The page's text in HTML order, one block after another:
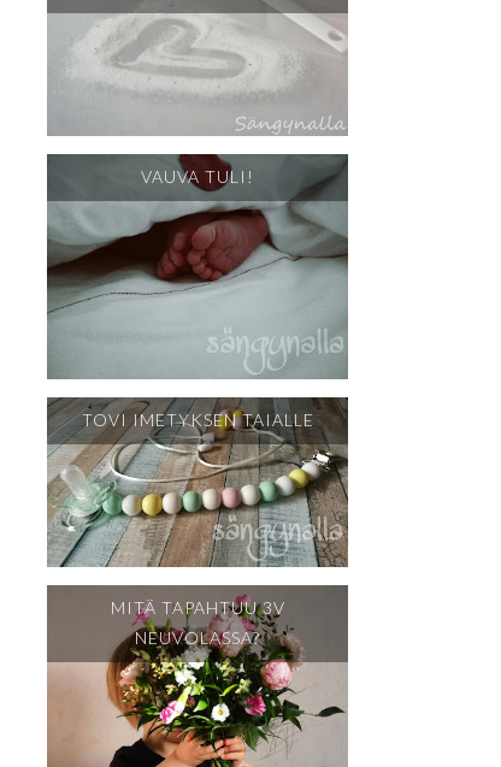
VAUVA TULI!
TOVI IMETYKSEN TAIALLE
MITÄ TAPAHTUU 3V
NEUVOLASSA?